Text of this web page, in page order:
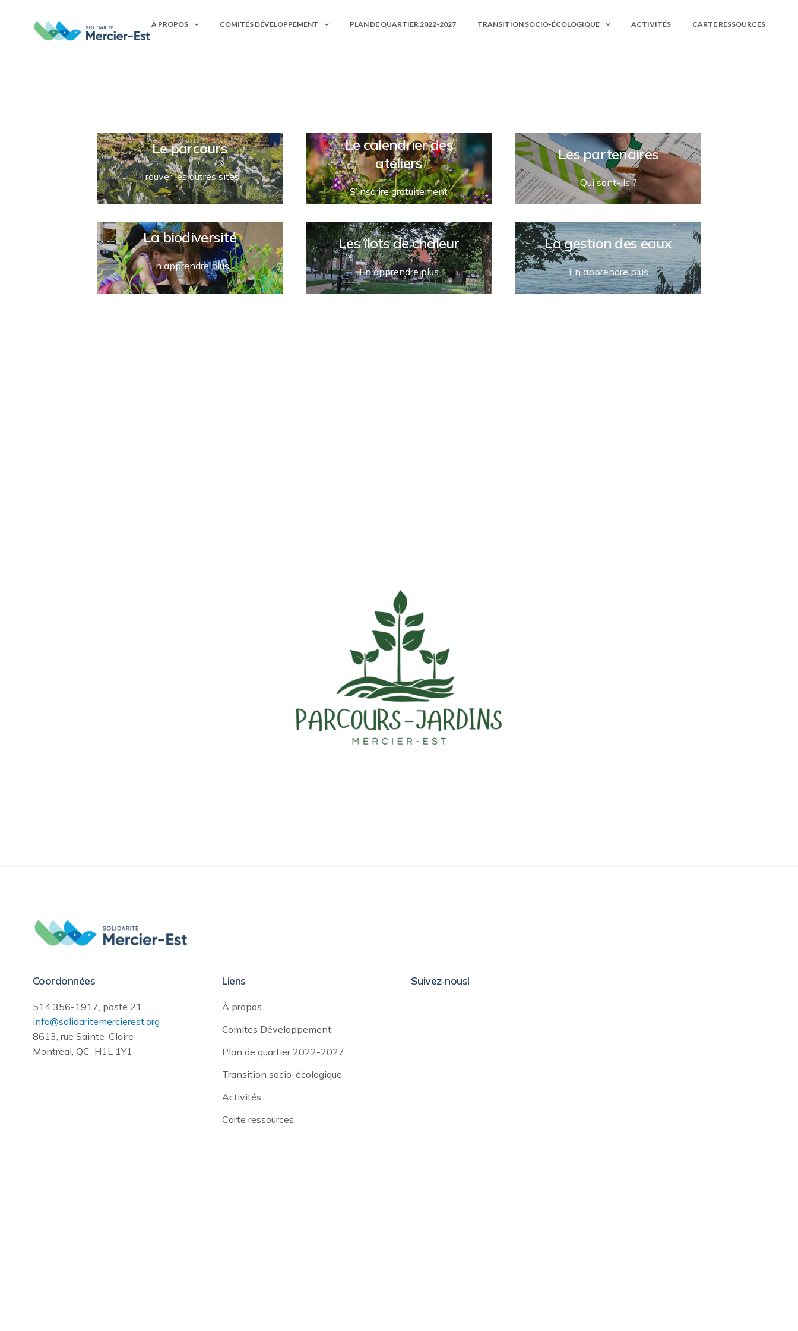
À PROPOS COMITÉS DÉVELOPPEMENT PLAN DE QUARTIER 2022-2027 TRANSITION SOCIO-ÉCOLOGIQUE ACTIVITÉS CARTE RESSOURCES
collectifs.
Le parcours
Trouver les autres sites
Le calendrier des
ateliers
S’inscrire gratuitement
Les partenaires
Qui sont-ils ?
La biodiversité
En apprendre plus
Les îlots de chaleur
En apprendre plus
La gestion des eaux
En apprendre plus
Coordonnées
514 356-1917, poste 21
info@solidaritemercierest.org
8613, rue Sainte-Claire
Montréal, QC H1L 1Y1
Liens
À propos
Comités Développement
Plan de quartier 2022-2027
Transition socio-écologique
Activités
Carte ressources
Suivez-nous!